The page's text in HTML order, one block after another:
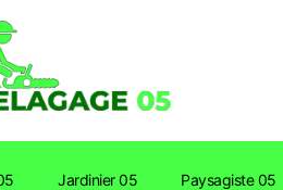
Jardinier 05 Paysagiste 05